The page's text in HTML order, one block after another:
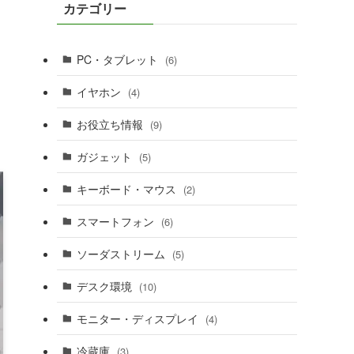
カテゴリー
PC・タブレット (6)
イヤホン (4)
お役立ち情報 (9)
ガジェット (5)
キーボード・マウス (2)
スマートフォン (6)
ソーダストリーム (5)
デスク環境 (10)
モニター・ディスプレイ (4)
冷蔵庫